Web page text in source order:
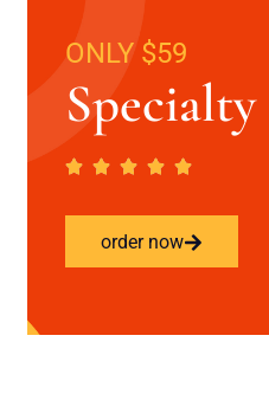
ONLY $59
Specialty
order now